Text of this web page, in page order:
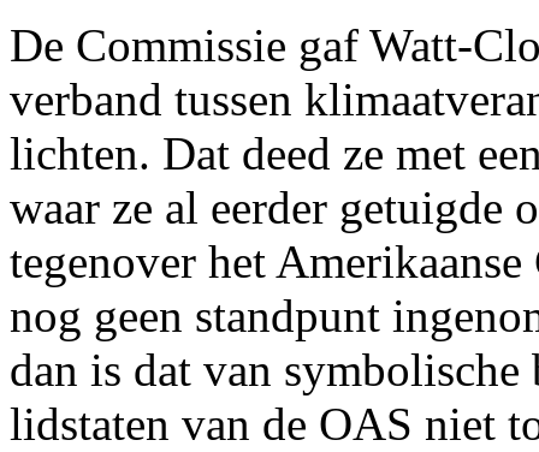
De Commissie gaf Watt-
verband tussen
lichten. Dat deed ze met
waar ze al eerder getuigde
tegenover het
nog geen standpunt
dan is dat van
lidstaten van de OAS niet